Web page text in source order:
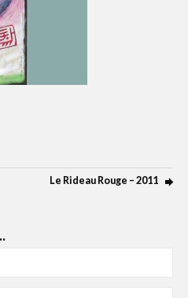
Le Rideau Rouge – 2011